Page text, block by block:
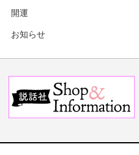
開運
お知らせ